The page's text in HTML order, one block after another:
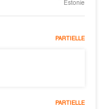
Estonie
PARTIELLE
PARTIELLE